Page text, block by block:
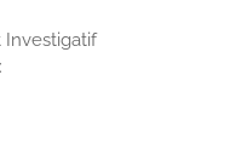
Investigatif